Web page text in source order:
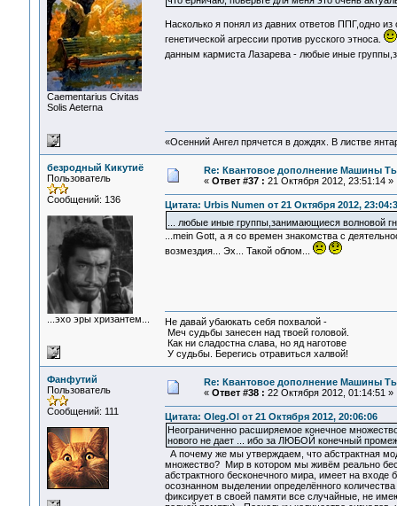
Сaementarius Civitas
Solis Aeterna
Насколько я понял из давних ответов ППГ,одно
генетической агрессии против русского этноса.
данным кармиста Лазарева - любые иные
«Осенний Ангел прячется в дождях. В листве
безродный Кикутиё
Пользователь
Сообщений: 136
...эхо эры хризантем...
Re: Квантовое дополнение Машины
« Ответ #37 : 21 Октября 2012, 23:51:14 »
Цитата: Urbis Numen от 21 Октября 2012,
... любые иные группы,занимающиеся волновой
...mein Gott, а я со времен знакомства с
возмездия... Эх... Такой облом...
Не давай убаюкать себя похвалой -
Меч судьбы занесен над твоей головой.
Как ни сладостна слава, но яд наготове
У судьбы. Берегись отравиться халвой!
Фанфутий
Пользователь
Сообщений: 111
Re: Квантовое дополнение Машины
« Ответ #38 : 22 Октября 2012, 01:14:51 »
Цитата: Oleg.Ol от 21 Октября 2012, 20:06:06
Неограниченно расширяемое конечное
нового не дает ... ибо за ЛЮБОЙ конечный
А почему же мы утверждаем, что абстрактная
множество? Мир в котором мы живём реально
абстрактного бесконечного мира, имеет на входе
осознанном выделении определённого
фиксирует в своей памяти все случайные, не